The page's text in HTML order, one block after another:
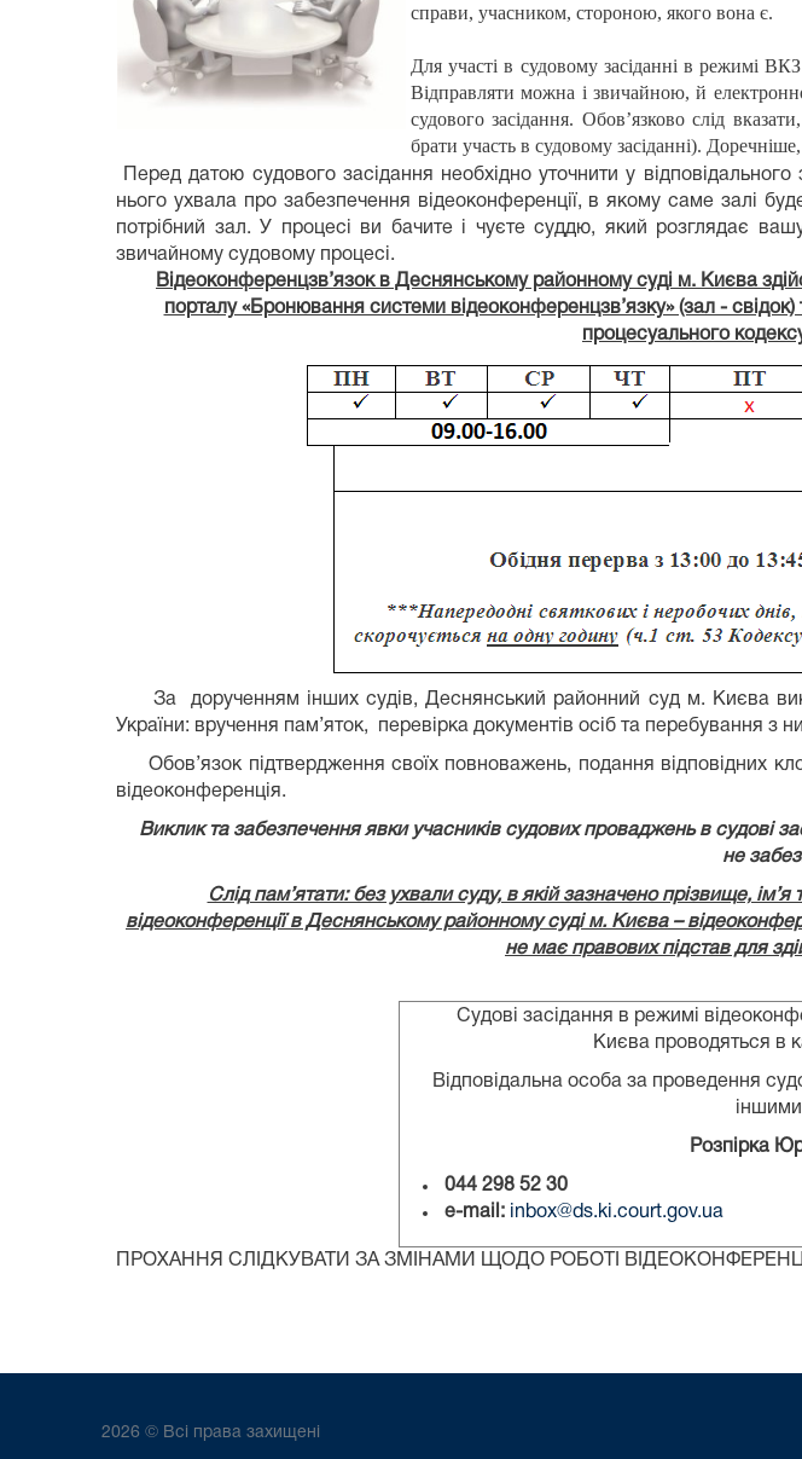
справи, учасником, стороною, якого вона є.
Для участі в судовому засіданні в режимі
Відправляти можна і звичайною, й
судового засідання. Обов’язково слід
брати участь в судовому засіданні).
Перед датою судового засідання необхідно уточнити у
нього ухвала про забезпечення відеоконференції, в якому саме залі
потрібний зал. У процесі ви бачите і чуєте суддю, який розглядає
звичайному судовому процесі.
Відеоконференцзв’язок в Деснянському районному суді м. Києва
порталу «Бронювання системи відеоконференцзв’язку» (зал -
процесуального
За дорученням інших судів, Деснянський районний суд м. Києва
України: вручення пам’яток, перевірка документів осіб та перебування з
Обов’язок підтвердження своїх повноважень, подання відповідних
відеоконференція.
Виклик та забезпечення явки учасників судових проваджень в судові
не
Слід пам’ятати: без ухвали суду, в якій зазначено прізвище,
відеоконференції в Деснянському районному суді м. Києва –
не має правових підстав для
Судові засідання в режимі
Києва проводяться в
Відповідальна особа за проведення
Розпірка
044 298 52 30
е-mail: inbox@ds.ki.court.gov.ua
ПРОХАННЯ СЛІДКУВАТИ ЗА ЗМІНАМИ ЩОДО РОБОТІ
2026 © Всі права захищені